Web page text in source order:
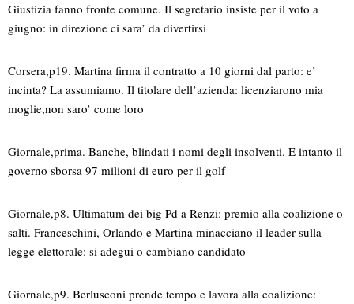
Giustizia fanno fronte comune. Il segretario insiste per il voto a
giugno: in direzione ci sara’ da divertirsi
Corsera,p19. Martina firma il contratto a 10 giorni dal parto: e’
incinta? La assumiamo. Il titolare dell’azienda: licenziarono mia
moglie,non saro’ come loro
Giornale,prima. Banche, blindati i nomi degli insolventi. E intanto il
governo sborsa 97 milioni di euro per il golf
Giornale,p8. Ultimatum dei big Pd a Renzi: premio alla coalizione o
salti. Franceschini, Orlando e Martina minacciano il leader sulla
legge elettorale: si adegui o cambiano candidato
Giornale,p9. Berlusconi prende tempo e lavora alla coalizione: